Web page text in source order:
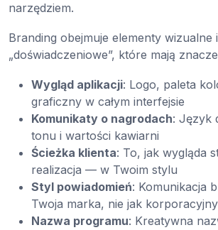
narzędziem.
Branding obejmuje elementy wizualne i
„doświadczeniowe”, które mają
Wygląd aplikacji: Logo, paleta
graficzny w całym interfejsie
Komunikaty o nagrodach: Język
tonu i wartości kawiarni
Ścieżka klienta: To, jak wygląda
realizacja — w Twoim stylu
Styl powiadomień: Komunikacja
Twoja marka, nie jak
Nazwa programu: Kreatywna